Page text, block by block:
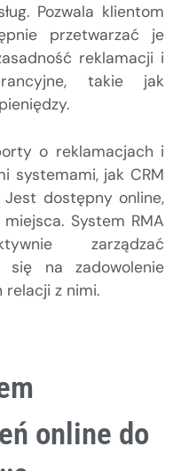
Pozwala klientom
przetwarzać je
reklamacji i
takie jak
o reklamacjach i
systemami, jak CRM
Jest dostępny online,
System RMA
zarządzać
się na zadowolenie
z nimi.
online do